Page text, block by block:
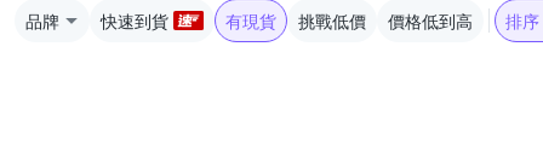
品牌 快速到貨 有現貨 挑戰低價 價格低到高 排序